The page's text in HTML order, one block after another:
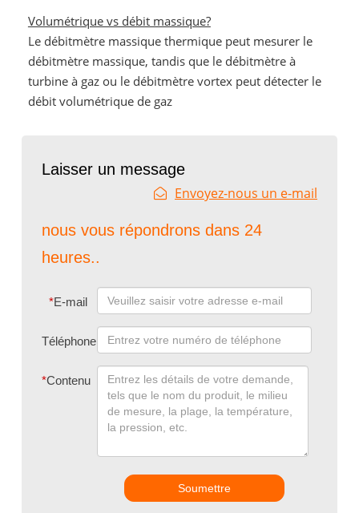
Volumétrique vs débit massique?
Le débitmètre massique thermique peut mesurer le
débitmètre massique, tandis que le débitmètre à
turbine à gaz ou le débitmètre vortex peut détecter le
débit volumétrique de gaz
Laisser un message
Envoyez-nous un e-mail
nous vous répondrons dans 24
heures..
*E-mail
Téléphone
*Contenu
Soumettre